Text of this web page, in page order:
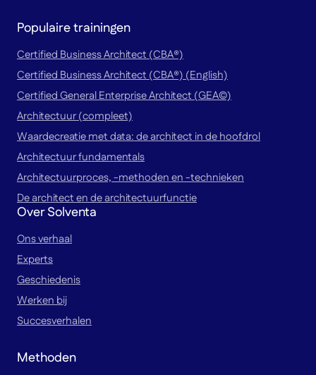
Populaire trainingen
Certified Business Architect (CBA®)
Certified Business Architect (CBA®) (English)
Certified General Enterprise Architect (GEA©)
Architectuur (compleet)
Waardecreatie met data: de architect in de hoofdrol
Architectuur fundamentals
Architectuurproces, -methoden en -technieken
De architect en de architectuurfunctie
Over Solventa
Ons verhaal
Experts
Geschiedenis
Werken bij
Succesverhalen
Methoden